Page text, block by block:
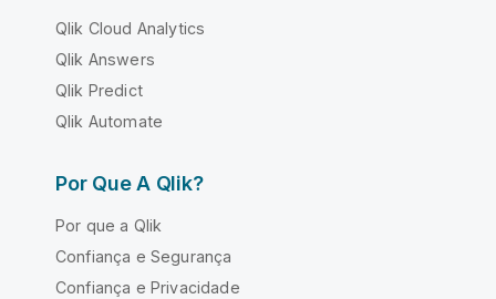
Qlik Cloud Analytics
Qlik Answers
Qlik Predict
Qlik Automate
Por Que A Qlik?
Por que a Qlik
Confiança e Segurança
Confiança e Privacidade